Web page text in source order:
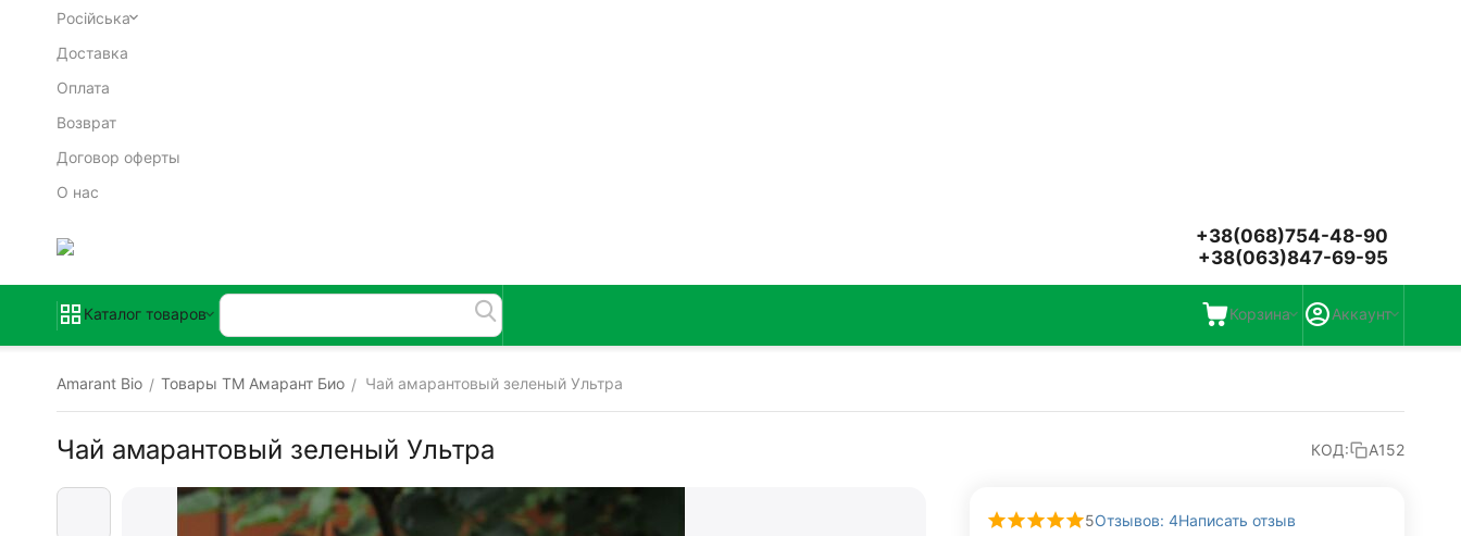
Російська
Доставка
Оплата
Возврат
Договор оферты
О нас
+38(068)754-48-90
+38(063)847-69-95
Каталог товаров Корзина Аккаунт
Amarant Bio / Товары ТМ Амарант Био / Чай амарантовый зеленый Ультра
Чай амарантовый зеленый Ультра КОД: A152
5Отзывов: 4Написать отзыв